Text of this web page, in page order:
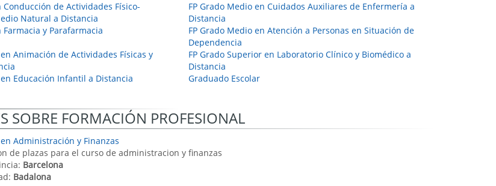
Conducción de Actividades Físico-
Natural a Distancia
FP Grado Medio en Cuidados Auxiliares de Enfermería a
Distancia
Farmacia y Parafarmacia
FP Grado Medio en Atención a Personas en Situación de
Dependencia
Animación de Actividades Físicas y
FP Grado Superior en Laboratorio Clínico y Biomédico a
Distancia
Educación Infantil a Distancia
Graduado Escolar
SOBRE FORMACIÓN PROFESIONAL
Administración y Finanzas
de plazas para el curso de administracion y finanzas
Barcelona
Badalona